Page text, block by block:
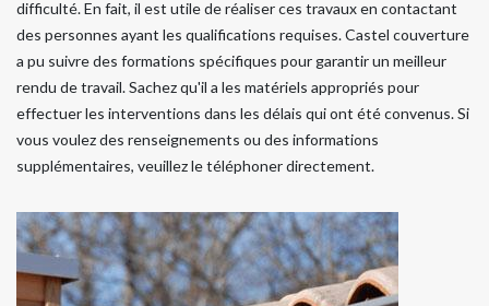
difficulté. En fait, il est utile de réaliser ces travaux en contactant
des personnes ayant les qualifications requises. Castel couverture
a pu suivre des formations spécifiques pour garantir un meilleur
rendu de travail. Sachez qu'il a les matériels appropriés pour
effectuer les interventions dans les délais qui ont été convenus. Si
vous voulez des renseignements ou des informations
supplémentaires, veuillez le téléphoner directement.